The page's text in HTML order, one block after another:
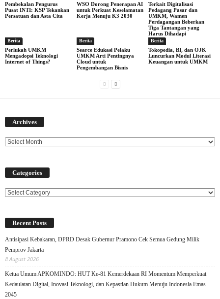
Pembekalan Pengurus
Pusat INTI: KSP Tekankan
Persatuan dan Asta Cita
WSO Dorong Penerapan AI
untuk Perkuat Keselamatan
Kerja Menuju K3 2030
Terkait Digitalisasi
Pedagang Pasar dan
UMKM, Wamen
Perdagangan Beberkan
Tiga Tantangan yang
Harus Dihadapi
Berita
Perlukah UMKM
Mengadopsi Teknologi
Internet of Things?
Berita
Searce Edukasi Pelaku
UMKM Arti Pentingnya
Cloud untuk
Pengembangan Bisnis
Berita
Tokopedia, BI, dan OJK
Luncurkan Modul Literasi
Keuangan untuk UMKM
Archives
Categories
Categories
Recent Posts
Antisipasi Kebakaran, DPRD Desak Gubernur Pramono Cek Semua Gedung Milik
Pemprov Jakarta
8 August 2026
Ketua Umum APKOMINDO: HUT Ke-81 Kemerdekaan RI Momentum Memperkuat
Kedaulatan Digital, Inovasi Teknologi, dan Kepastian Hukum Menuju Indonesia Emas
2045